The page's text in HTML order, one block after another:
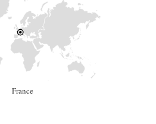
France